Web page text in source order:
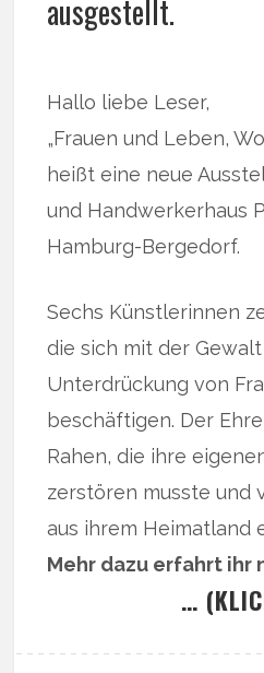
ausgestellt.
Hallo liebe Leser,
„Frauen und Leben,
heißt eine neue
und Handwerkerhaus
Hamburg-Bergedorf.
Sechs Künstlerinnen
die sich mit der
Unterdrückung von
beschäftigen. Der
Rahen, die ihre
zerstören musste und
aus ihrem Heimatland
Mehr dazu erfahrt ihr
…